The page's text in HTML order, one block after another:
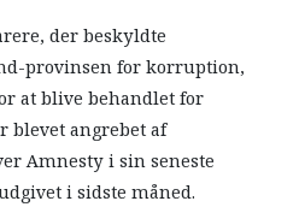
der beskyldte
provinsen for korruption,
at blive behandlet for
blevet angrebet af
Amnesty i sin seneste
i sidste måned.